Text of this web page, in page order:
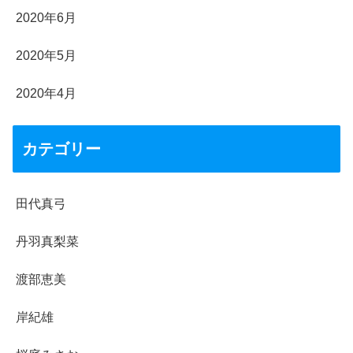
2020年6月
2020年5月
2020年4月
カテゴリー
田代真弓
丹羽真梨菜
渡部恵美
岸紀雄